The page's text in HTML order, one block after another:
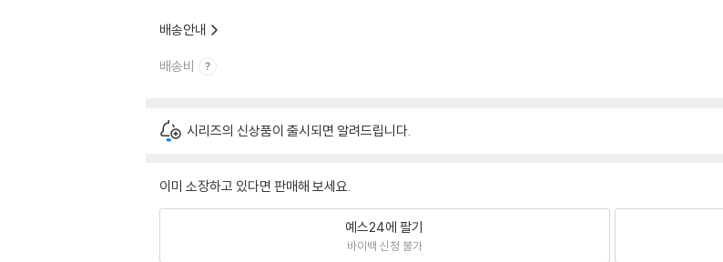
배송안내
배송비
시리즈의 신상품이 출시되면 알려드립니다.
이미 소장하고 있다면 판매해 보세요.
예스24에 팔기
바이백 신청 불가